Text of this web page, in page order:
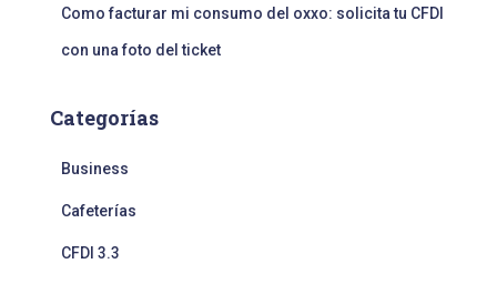
Como facturar mi consumo del oxxo: solicita tu CFDI
con una foto del ticket
Categorías
Business
Cafeterías
CFDI 3.3